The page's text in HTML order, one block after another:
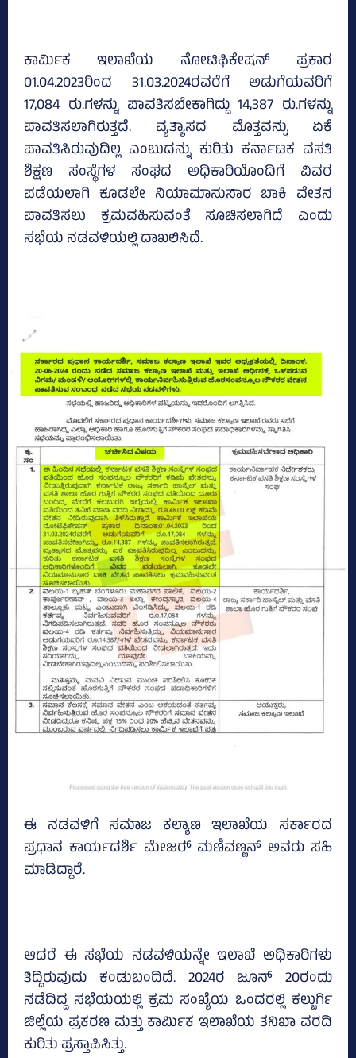
ಕಾರ್ಮಿಕ ಇಲಾಖೆಯ ನೋಟಿಫಿಕೇಷನ್‌ ಪ್ರಕಾರ
01.04.2023ರಿಂದ 31.03.2024ರವರೆಗೆ ಅಡುಗೆಯವರಿಗೆ
17,084 ರು.ಗಳನ್ನು ಪಾವತಿಸಬೇಕಾಗಿದ್ದು 14,387 ರು.ಗಳನ್ನು
ಪಾವತಿಸಲಾಗಿರುತ್ತದೆ. ವ್ಯತ್ಯಾಸದ ಮೊತ್ತವನ್ನು ಏಕೆ
ಪಾವತಿಸಿರುವುದಿಲ್ಲ ಎಂಬುದನ್ನು ಕುರಿತು ಕರ್ನಾಟಕ ವಸತಿ
ಶಿಕ್ಷಣ ಸಂಸ್ಥೆಗಳ ಸಂಘದ ಅಧಿಕಾರಿಯೊಂದಿಗೆ ವಿವರ
ಪಡೆಯಲಾಗಿ ಕೂಡಲೇ ನಿಯಾಮಾನುಸಾರ ಬಾಕಿ ವೇತನ
ಪಾವತಿಸಲು ಕ್ರಮವಹಿಸುವಂತೆ ಸೂಚಿಸಲಾಗಿದೆ ಎಂದು
ಸಭೆಯ ನಡವಳಿಯಲ್ಲಿ ದಾಖಲಿಸಿದೆ.
ಈ ನಡವಳಿಗೆ ಸಮಾಜ ಕಲ್ಯಾಣ ಇಲಾಖೆಯ ಸರ್ಕಾರದ
ಪ್ರಧಾನ ಕಾರ್ಯದರ್ಶಿ ಮೇಜರ್‍‌ ಮಣಿವಣ್ಣನ್‌ ಅವರು ಸಹಿ
ಮಾಡಿದ್ದಾರೆ.
ಆದರೆ ಈ ಸಭೆಯ ನಡವಳಿಯನ್ನೇ ಇಲಾಖೆ ಅಧಿಕಾರಿಗಳು
ತಿದ್ದಿರುವುದು ಕಂಡುಬಂದಿದೆ. 2024ರ ಜೂನ್‌ 20ರಂದು
ನಡೆದಿದ್ದ ಸಭೆಯಯಲ್ಲಿ ಕ್ರಮ ಸಂಖ್ಯೆಯ ಒಂದರಲ್ಲಿ ಕಲ್ಬುರ್ಗಿ
ಜಿಲ್ಲೆಯ ಪ್ರಕರಣ ಮತ್ತು ಕಾರ್ಮಿಕ ಇಲಾಖೆಯ ತನಿಖಾ ವರದಿ
ಕುರಿತು ಪ್ರಸ್ತಾಪಿಸಿತ್ತು.